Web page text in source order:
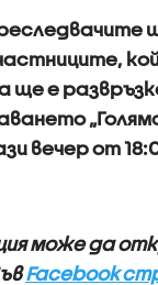
ще е
вечер от
може да
Facebook